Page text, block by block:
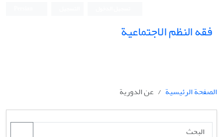
فقه النظم الاجتماعیة
الصفحة الرئيسية عن الدورية